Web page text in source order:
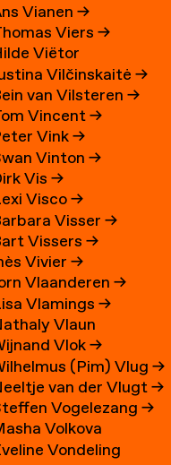
Vianen→
Viers→
Viëtor
Vilčinskaitė→
van Vilsteren→
Vincent→
Vink→
Vinton→
Vis→
Visco→
Visser→
Vissers→
Vivier→
Vlaanderen→
Vlamings→
Vlaun
Vlok→
(Pim) Vlug→
van der Vlugt→
Vogelezang→
Volkova
Vondeling